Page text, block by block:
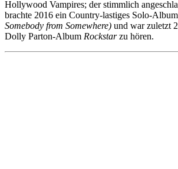
Hollywood Vampires; der stimmlich
brachte 2016 ein Country-lastiges Solo-
Somebody from Somewhere) und war zuletzt
Dolly Parton-Album Rockstarzu hören.